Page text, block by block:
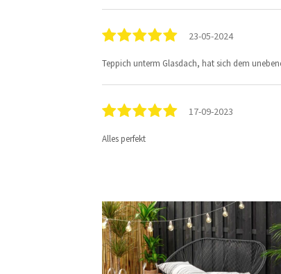
23-05-2024
Teppich unterm Glasdach, hat sich dem
17-09-2023
Alles perfekt